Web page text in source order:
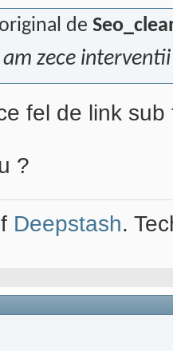
de
am zece
fel de link
?
Deepstash.